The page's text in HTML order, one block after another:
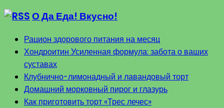
О Да Еда! Вкусно!
Рацион здорового питания на месяц
Хондроитин Усиленная формула: забота о ваших
суставах
Клубнично-лимонадный и лавандовый торт
Домашний морковный пирог и глазурь
Как приготовить торт «Трес лечес»